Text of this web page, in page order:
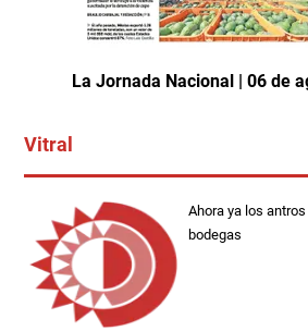
La Jornada Nacional | 06 de
Vitral
Ahora ya los
bodegas